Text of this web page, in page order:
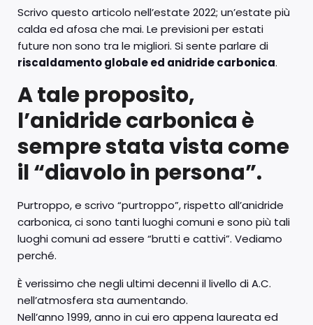
Scrivo questo articolo nell’estate 2022; un’estate più
calda ed afosa che mai. Le previsioni per estati
future non sono tra le migliori. Si sente parlare di
riscaldamento globale ed anidride carbonica.
A tale proposito,
l’anidride carbonica è
sempre stata vista come
il “diavolo in persona”.
Purtroppo, e scrivo “purtroppo”, rispetto all’anidride
carbonica, ci sono tanti luoghi comuni e sono più tali
luoghi comuni ad essere “brutti e cattivi”. Vediamo
perché.
È verissimo che negli ultimi decenni il livello di A.C.
nell’atmosfera sta aumentando.
Nell’anno 1999, anno in cui ero appena laureata ed